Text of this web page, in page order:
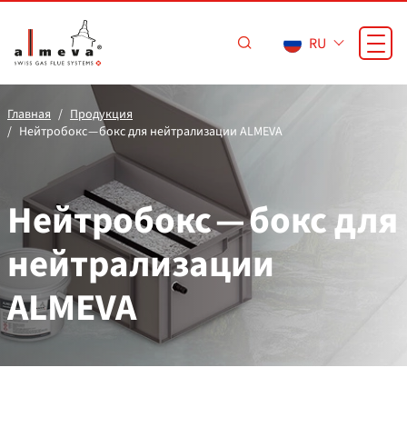
RU
Главная
Продукция
Нейтробокс — бокс для нейтрализации ALMEVA
Нейтробокс — бокс для
нейтрализации
ALMEVA